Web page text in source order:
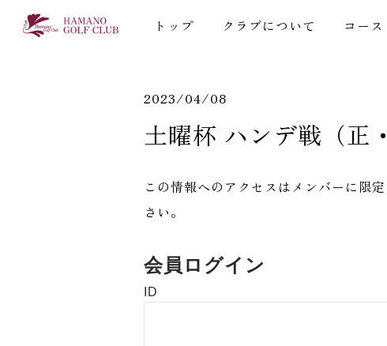
トップ クラブについて コース
2023/04/08
土曜杯 ハンデ戦（正
この情報へのアクセスはメンバーに限
さい。
会員ログイン
ID